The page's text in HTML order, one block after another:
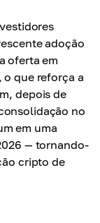
adoção
oferta em
que reforça a
depois de
no
em uma
— tornando-
cripto de